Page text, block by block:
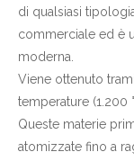
di qualsiasi
commerciale ed è
moderna.
Viene ottenuto
temperature (1.200
Queste materie
atomizzate fino a